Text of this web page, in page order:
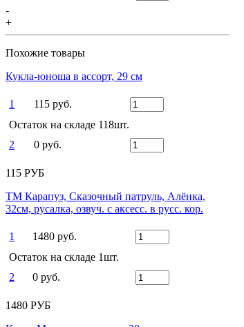
-
+
Похожие товары
Кукла-юноша в ассорт, 29 см
1
115 руб.
Остаток на складе 118шт.
2
0 руб.
115 РУБ
ТМ Карапуз, Сказочный патруль, Алёнка,
32см, русалка, озвуч. с аксесс. в русс. кор.
1
1480 руб.
Остаток на складе 1шт.
2
0 руб.
1480 РУБ